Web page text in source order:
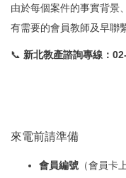
由於每個案件的事實背景
有需要的會員教師及早聯
📞 新北教產諮詢專線：
來電前請準備
會員編號 （會員卡